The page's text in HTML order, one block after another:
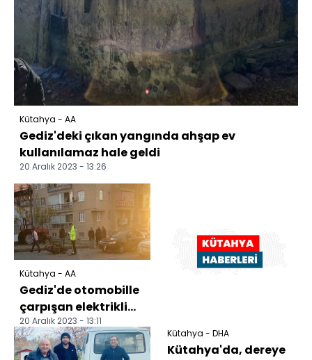
Kütahya - AA
Gediz'deki çıkan yangında ahşap ev
kullanılamaz hale geldi
20 Aralık 2023 - 13:26
Kütahya - AA
Gediz'de otomobille
çarpışan elektrikli
bisikletin sürücüsü
yaralandı
20 Aralık 2023 - 13:11
Kütahya - DHA
Kütahya'da, dereye